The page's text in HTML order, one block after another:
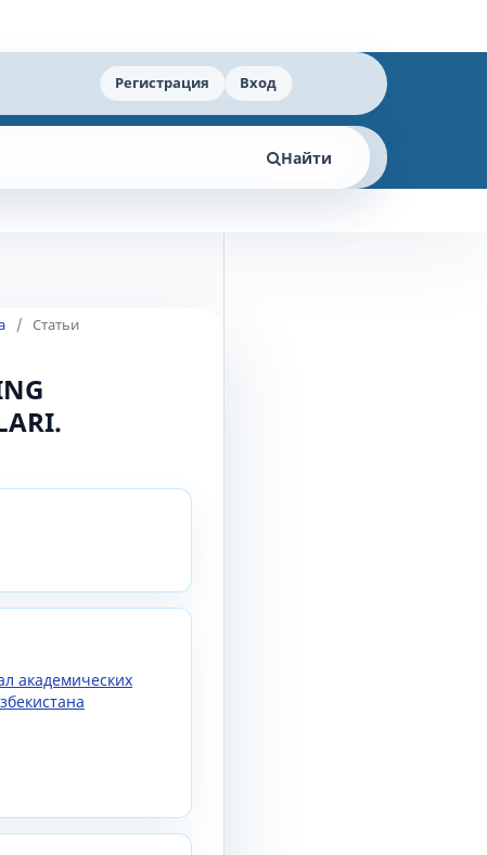
Регистрация Вход
Найти
/ Статьи
академических